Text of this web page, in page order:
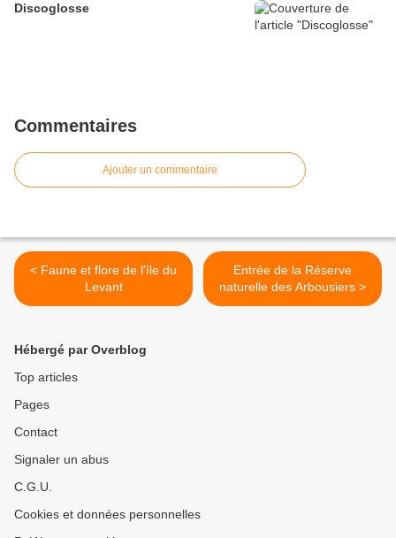
Discoglosse
Commentaires
Ajouter un commentaire
< Faune et flore de l'île du
Levant
Entrée de la Réserve
naturelle des Arbousiers >
Hébergé par Overblog
Top articles
Pages
Contact
Signaler un abus
C.G.U.
Cookies et données personnelles